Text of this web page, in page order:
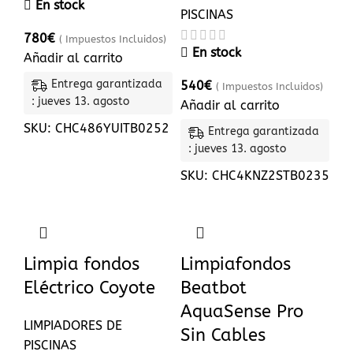
En stock
780€ ( Impuestos Incluidos)
Añadir al carrito
Entrega garantizada
: jueves 13. agosto
SKU: CHC486YUITB0252
PISCINAS
En stock
540€ ( Impuestos Incluidos)
Añadir al carrito
Entrega garantizada
: jueves 13. agosto
SKU: CHC4KNZ2STB0235
Limpia fondos
Eléctrico Coyote
LIMPIADORES DE
PISCINAS
Limpiafondos
Beatbot
AquaSense Pro
Sin Cables